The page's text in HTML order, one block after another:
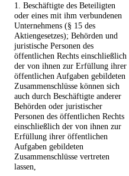
1. Beschäftigte des Beteiligten
oder eines mit ihm verbundenen
Unternehmens (§ 15 des
Aktiengesetzes); Behörden und
juristische Personen des
öffentlichen Rechts einschließlich
der von ihnen zur Erfüllung ihrer
öffentlichen Aufgaben gebildeten
Zusammenschlüsse können sich
auch durch Beschäftigte anderer
Behörden oder juristischer
Personen des öffentlichen Rechts
einschließlich der von ihnen zur
Erfüllung ihrer öffentlichen
Aufgaben gebildeten
Zusammenschlüsse vertreten
lassen,